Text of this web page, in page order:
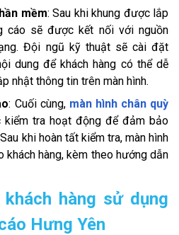
mềm: Sau khi khung được lắp
cáo sẽ được kết nối với nguồn
Đội ngũ kỹ thuật sẽ cài đặt
dung để khách hàng có thể dễ
nhật thông tin trên màn hình.
: Cuối cùng, màn hình chân quỳ
kiểm tra hoạt động để đảm bảo
khi hoàn tất kiểm tra, màn hình
khách hàng, kèm theo hướng dẫn
hàng sử dụng
Hưng Yên